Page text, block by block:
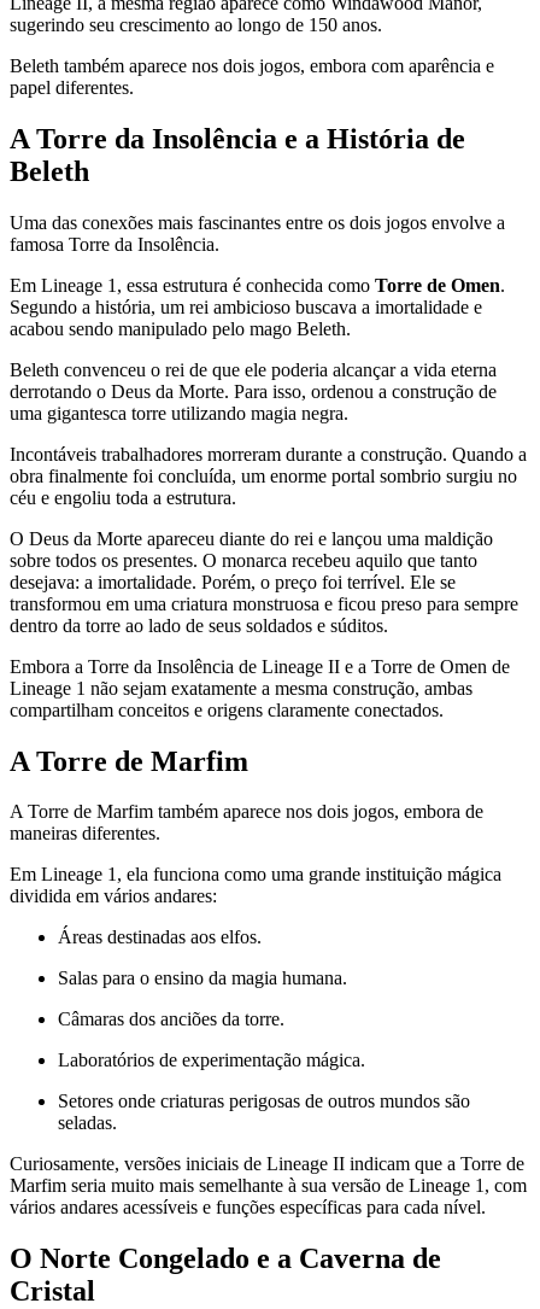
sugerindo seu crescimento ao longo de 150 anos.
Beleth também aparece nos dois jogos, embora com aparência e
papel diferentes.
A Torre da Insolência e a História de
Beleth
Uma das conexões mais fascinantes entre os dois jogos envolve a
famosa Torre da Insolência.
Em Lineage 1, essa estrutura é conhecida como Torre de Omen.
Segundo a história, um rei ambicioso buscava a imortalidade e
acabou sendo manipulado pelo mago Beleth.
Beleth convenceu o rei de que ele poderia alcançar a vida eterna
derrotando o Deus da Morte. Para isso, ordenou a construção de
uma gigantesca torre utilizando magia negra.
Incontáveis trabalhadores morreram durante a construção. Quando a
obra finalmente foi concluída, um enorme portal sombrio surgiu no
céu e engoliu toda a estrutura.
O Deus da Morte apareceu diante do rei e lançou uma maldição
sobre todos os presentes. O monarca recebeu aquilo que tanto
desejava: a imortalidade. Porém, o preço foi terrível. Ele se
transformou em uma criatura monstruosa e ficou preso para sempre
dentro da torre ao lado de seus soldados e súditos.
Embora a Torre da Insolência de Lineage II e a Torre de Omen de
Lineage 1 não sejam exatamente a mesma construção, ambas
compartilham conceitos e origens claramente conectados.
A Torre de Marfim
A Torre de Marfim também aparece nos dois jogos, embora de
maneiras diferentes.
Em Lineage 1, ela funciona como uma grande instituição mágica
dividida em vários andares:
Áreas destinadas aos elfos.
Salas para o ensino da magia humana.
Câmaras dos anciões da torre.
Laboratórios de experimentação mágica.
Setores onde criaturas perigosas de outros mundos são
seladas.
Curiosamente, versões iniciais de Lineage II indicam que a Torre de
Marfim seria muito mais semelhante à sua versão de Lineage 1, com
vários andares acessíveis e funções específicas para cada nível.
O Norte Congelado e a Caverna de
Cristal